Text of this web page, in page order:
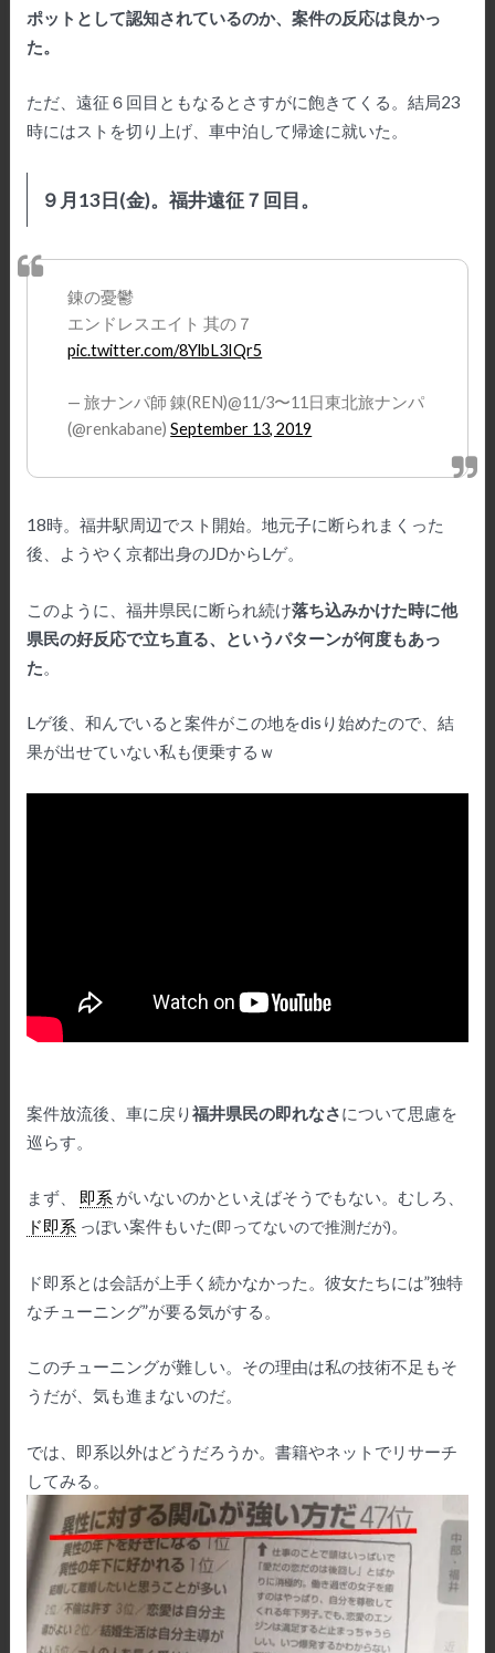
ポットとして認知されているのか、案件の反応は良かっ
た。
ただ、遠征６回目ともなるとさすがに飽きてくる。結局23
時にはストを切り上げ、車中泊して帰途に就いた。
９月13日(金)。福井遠征７回目。
錬の憂鬱
エンドレスエイト 其の７
pic.twitter.com/8YlbL3IQr5
— 旅ナンパ師 錬(REN)@11/3〜11日東北旅ナンパ
(@renkabane)September 13, 2019
18時。福井駅周辺でスト開始。地元子に断られまくった
後、ようやく京都出身のJDからLゲ。
このように、福井県民に断られ続け落ち込みかけた時に他
県民の好反応で立ち直る、というパターンが何度もあっ
た。
Lゲ後、和んでいると案件がこの地をdisり始めたので、結
果が出せていない私も便乗するｗ
案件放流後、車に戻り福井県民の即れなさについて思慮を
巡らす。
まず、 即系 がいないのかといえばそうでもない。むしろ、
ド即系 っぽい案件もいた(即ってないので推測だが)。
ド即系とは会話が上手く続かなかった。彼女たちには”独特
なチューニング”が要る気がする。
このチューニングが難しい。その理由は私の技術不足もそ
うだが、気も進まないのだ。
では、即系以外はどうだろうか。書籍やネットでリサーチ
してみる。